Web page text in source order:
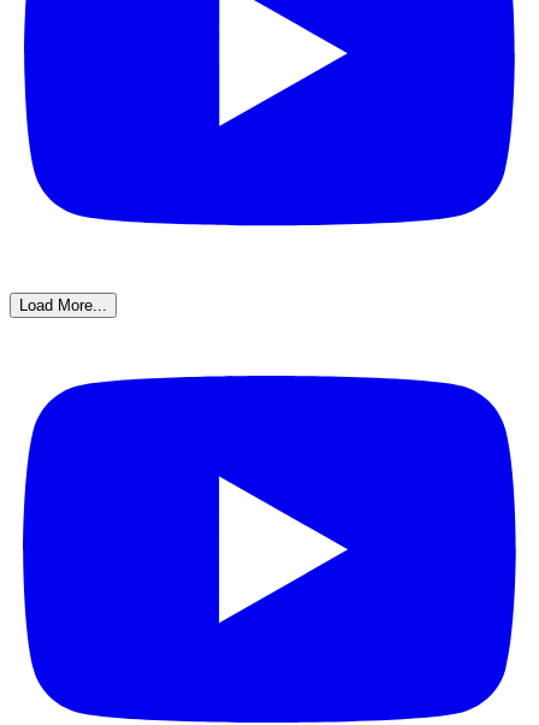
Load More...